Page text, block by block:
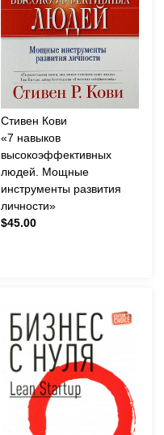
Стивен Кови
«7 навыков
высокоэффективных
людей. Мощные
инструменты развития
личности»
$45.00